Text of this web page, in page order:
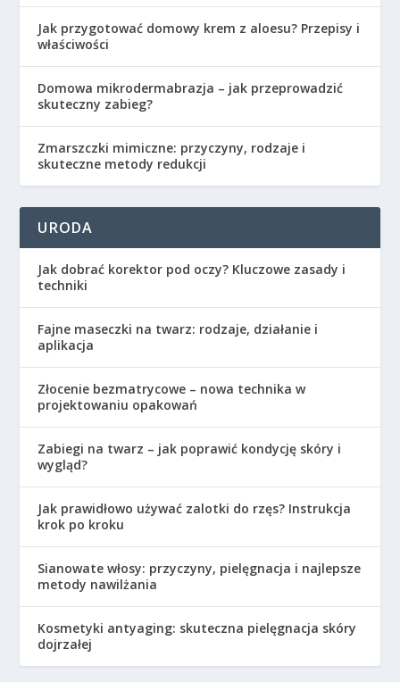
Jak przygotować domowy krem z aloesu? Przepisy i
właściwości
Domowa mikrodermabrazja – jak przeprowadzić
skuteczny zabieg?
Zmarszczki mimiczne: przyczyny, rodzaje i
skuteczne metody redukcji
URODA
Jak dobrać korektor pod oczy? Kluczowe zasady i
techniki
Fajne maseczki na twarz: rodzaje, działanie i
aplikacja
Złocenie bezmatrycowe – nowa technika w
projektowaniu opakowań
Zabiegi na twarz – jak poprawić kondycję skóry i
wygląd?
Jak prawidłowo używać zalotki do rzęs? Instrukcja
krok po kroku
Sianowate włosy: przyczyny, pielęgnacja i najlepsze
metody nawilżania
Kosmetyki antyaging: skuteczna pielęgnacja skóry
dojrzałej